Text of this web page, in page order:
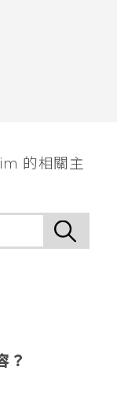
的相關主
？